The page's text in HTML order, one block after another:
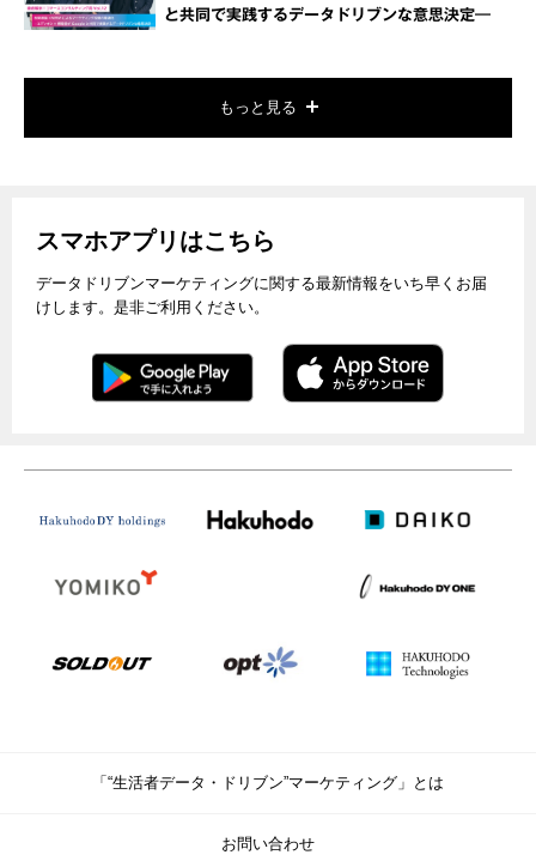
と共同で実践するデータドリブンな意思決定―
もっと見る
スマホアプリはこちら
データドリブンマーケティングに関する最新情報をいち早くお届
けします。是非ご利用ください。
「“生活者データ・ドリブン”マーケティング」とは
お問い合わせ